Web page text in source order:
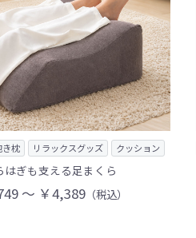
き枕 リラックスグッズ クッション
はぎも支える足まくら
～ ￥4,389 （税込）